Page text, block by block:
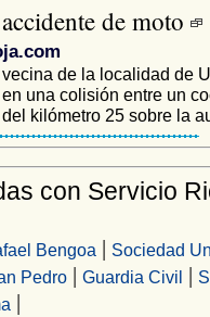
de moto
de la localidad de
una colisión entre un
kilómetro 25 sobre la
con Servicio
Bengoa | Sociedad
Pedro| Guardia Civil |
|